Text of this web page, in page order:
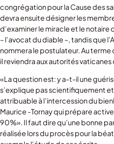
congrégation pour la Cause des
devra ensuite désigner les
d’examiner le miracle et le
– l’avocat du diable –, tandis que
nommera le postulateur. Au terme
il reviendra aux autorités vaticanes
«La question est: y a-t-il une
s’explique pas scientifiquement
attribuable à l’intercession du
Maurice -Tornay qui prépare
90%». Il faut dire qu’une bonne
réalisée lors du procès pour la